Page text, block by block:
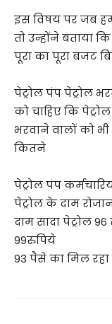
इस विषय पर जब
तो उन्होंने बताया
पूरा का पूरा बजट
पेट्रोल पंप पेट्रोल
को चाहिए कि
भरवाने वालों को
कितने
पेट्रोल पंप
पेट्रोल के दाम
दाम सादा पेट्रोल
99रुपिये
93 पैसे का मिल रहा